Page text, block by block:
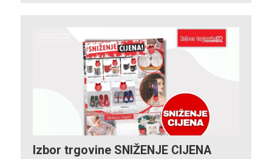
Izbor trgovine SNIŽENJE CIJENA